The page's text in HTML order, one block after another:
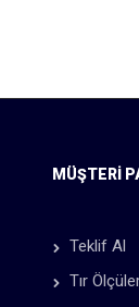
MÜŞTERİ
Teklif Al
Tır